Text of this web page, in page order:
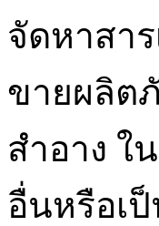
จัดหาสา
ขายผลิต
สำอาง
อื่นหรือเ